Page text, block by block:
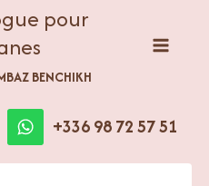
pour
BENCHIKH
+336 98 72 57 51